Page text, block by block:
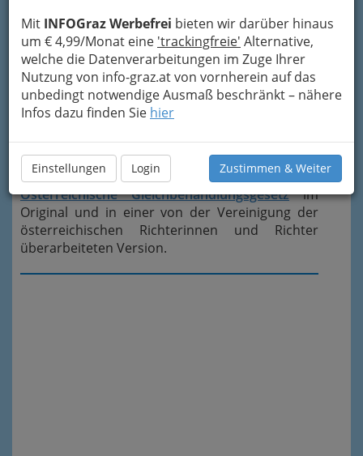
Mit INFOGraz Werbefrei bieten wir darüber hinaus
um € 4,99/Monat eine 'trackingfreie' Alternative,
welche die Datenverarbeitungen im Zuge Ihrer
Nutzung von info-graz.at von vornherein auf das
unbedingt notwendige Ausmaß beschränkt – nähere
Infos dazu finden Sie hier
Einstellungen Login Zustimmen & Weiter
(Behinderte, Migranten, Kinder bildungsferner
Eltern) in allen Lebensbereichen. Die Begriffe
umfassen die Chancengleichheit und die soziale
Gerechtigkeit auf Grundlage der
Menschenrechte. © WikipediA –EU-weite
Rechtsnormen
Mehr zum ThemaGleichstellung,
Gleichberechtigung, Diskriminierung in der
rechten Navigation. Da ist auch das
Österreichische Gleichbehandlungsgesetzim
Original und in einer von der Vereinigung der
österreichischen Richterinnen und Richter
überarbeiteten Version.